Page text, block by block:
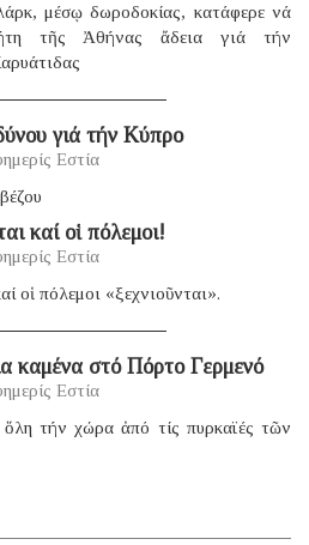
μέσῳ δωροδοκίας, κατάφερε νά
τῆς Ἀθήνας ἄδεια γιά τήν
γιά τήν Κύπρο
Εστία
καί οἱ πόλεμοι!
Εστία
οἱ πόλεμοι «ξεχνιοῦνται».
καμένα στό Πόρτο Γερμενό
Εστία
ὅλη τήν χώρα ἀπό τίς πυρκαϊές τῶν